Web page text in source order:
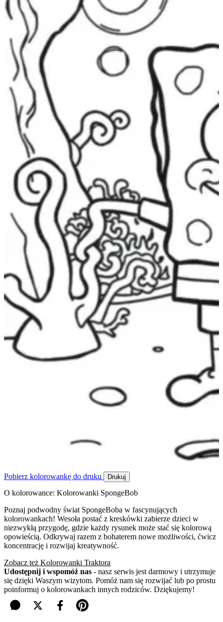
Pobierz kolorowankę do druku Drukuj
O kolorowance: Kolorowanki SpongeBob
Poznaj podwodny świat SpongeBoba w fascynujących
kolorowankach! Wesoła postać z kreskówki zabierze dzieci w
niezwykłą przygodę, gdzie każdy rysunek może stać się kolorową
opowieścią. Odkrywaj razem z bohaterem nowe możliwości, ćwicz
koncentrację i rozwijaj kreatywność.
Zobacz też Kolorowanki Traktora
Udostępnij i wspomóż nas - nasz serwis jest darmowy i utrzymuje
się dzięki Waszym wizytom. Pomóż nam się rozwijać lub po prostu
poinformuj o kolorowankach innych rodziców. Dziękujemy!